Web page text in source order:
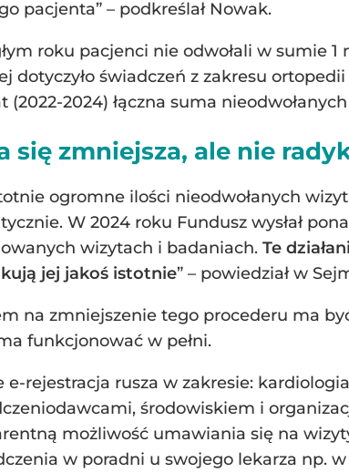
pacjenta” – podkreślał Nowak.
roku pacjenci nie odwołali w sumie
dotyczyło świadczeń z zakresu
(2022-2024) łączna suma
się zmniejsza, ale nie
ogromne ilości nieodwołanych
W 2024 roku Fundusz wysłał
wizytach i badaniach. Te
jej jakoś istotnie” – powiedział w
na zmniejszenie tego procederu ma
funkcjonować w pełni.
e-rejestracja rusza w zakresie:
środowiskiem i
możliwość umawiania się na
w poradni u swojego lekarza np. w